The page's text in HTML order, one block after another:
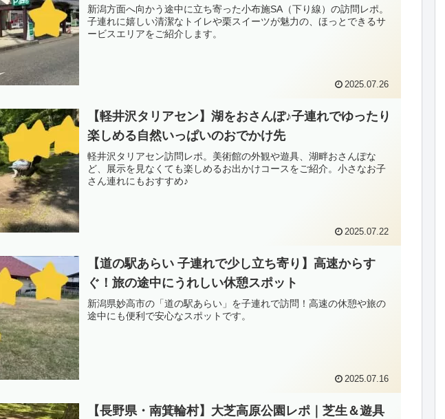
新潟方面へ向かう途中に立ち寄った小布施SA（下り線）の訪問レポ。
子連れに嬉しい清潔なトイレや栗スイーツが魅力の、ほっとできるサ
ービスエリアをご紹介します。
2025.07.26
【軽井沢タリアセン】湖をおさんぽ♪子連れでゆったり
楽しめる自然いっぱいのおでかけ先
軽井沢タリアセン訪問レポ。美術館の外観や遊具、湖畔おさんぽな
ど、展示を見なくても楽しめるお出かけコースをご紹介。小さなお子
さん連れにもおすすめ♪
2025.07.22
【道の駅あらい 子連れで少し立ち寄り】高速からす
ぐ！旅の途中にうれしい休憩スポット
新潟県妙高市の「道の駅あらい」を子連れで訪問！高速の休憩や旅の
途中にも便利で安心なスポットです。
2025.07.16
【長野県・南箕輪村】大芝高原公園レポ｜芝生＆遊具